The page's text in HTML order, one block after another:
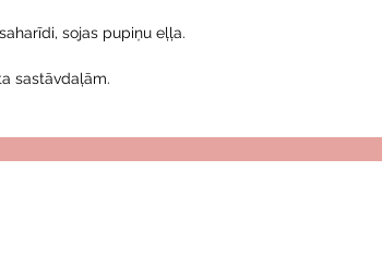
sojas pupiņu eļļa.
sastāvdaļām.